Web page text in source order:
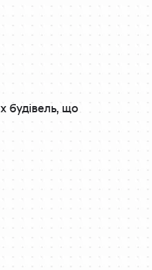
будівель, що